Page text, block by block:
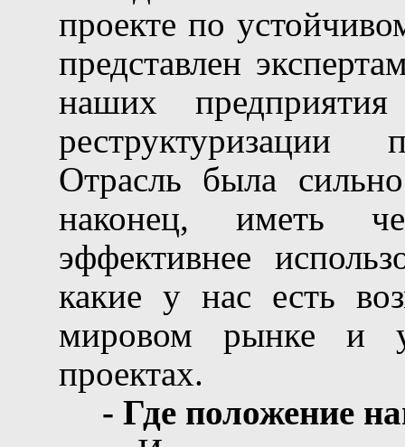
проекте по
представлен
наших
реструктуризации
Отрасль была
наконец, иметь
эффективнее
какие у нас есть
мировом рынке и
проектах.
- Где положение